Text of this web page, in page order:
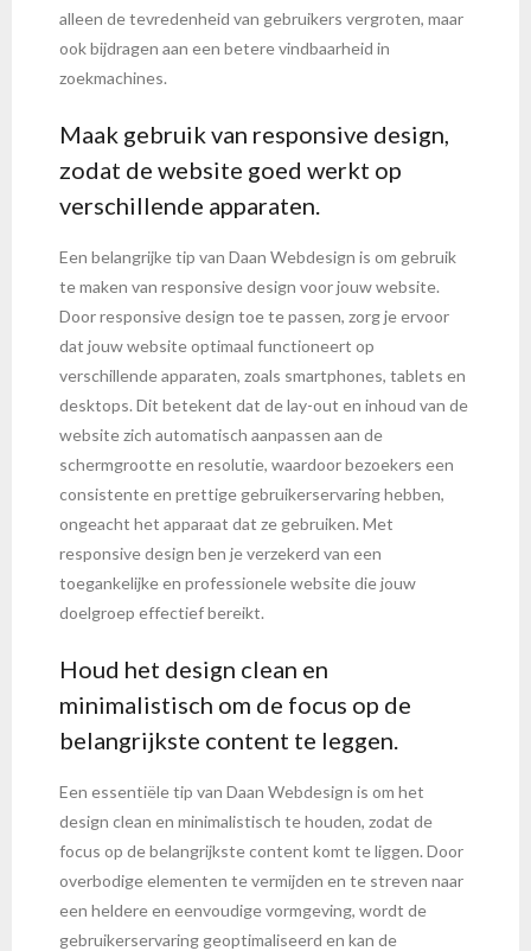
alleen de tevredenheid van gebruikers vergroten, maar
ook bijdragen aan een betere vindbaarheid in
zoekmachines.
Maak gebruik van responsive design,
zodat de website goed werkt op
verschillende apparaten.
Een belangrijke tip van Daan Webdesign is om gebruik
te maken van responsive design voor jouw website.
Door responsive design toe te passen, zorg je ervoor
dat jouw website optimaal functioneert op
verschillende apparaten, zoals smartphones, tablets en
desktops. Dit betekent dat de lay-out en inhoud van de
website zich automatisch aanpassen aan de
schermgrootte en resolutie, waardoor bezoekers een
consistente en prettige gebruikerservaring hebben,
ongeacht het apparaat dat ze gebruiken. Met
responsive design ben je verzekerd van een
toegankelijke en professionele website die jouw
doelgroep effectief bereikt.
Houd het design clean en
minimalistisch om de focus op de
belangrijkste content te leggen.
Een essentiële tip van Daan Webdesign is om het
design clean en minimalistisch te houden, zodat de
focus op de belangrijkste content komt te liggen. Door
overbodige elementen te vermijden en te streven naar
een heldere en eenvoudige vormgeving, wordt de
gebruikerservaring geoptimaliseerd en kan de